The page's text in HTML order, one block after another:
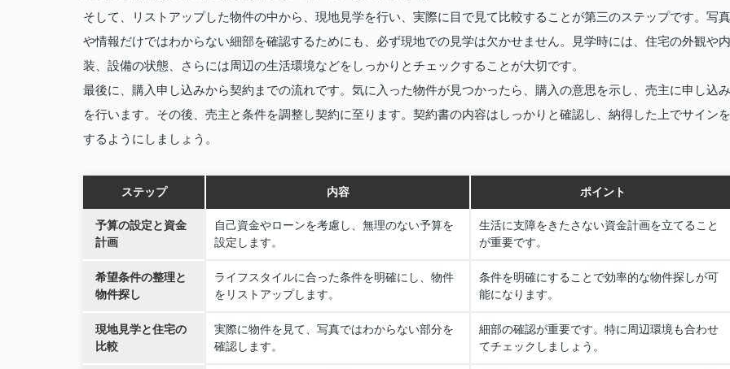
そして、リストアップした物件の中から、現地見学を行い、実際に目で見て比較することが第三のステップです。写真
や情報だけではわからない細部を確認するためにも、必ず現地での見学は欠かせません。見学時には、住宅の外観や内
装、設備の状態、さらには周辺の生活環境などをしっかりとチェックすることが大切です。
最後に、購入申し込みから契約までの流れです。気に入った物件が見つかったら、購入の意思を示し、売主に申し込み
を行います。その後、売主と条件を調整し契約に至ります。契約書の内容はしっかりと確認し、納得した上でサインを
するようにしましょう。
ステップ 内容 ポイント
予算の設定と資金
計画
自己資金やローンを考慮し、無理のない予算を
設定します。
生活に支障をきたさない資金計画を立てること
が重要です。
希望条件の整理と
物件探し
ライフスタイルに合った条件を明確にし、物件
をリストアップします。
条件を明確にすることで効率的な物件探しが可
能になります。
現地見学と住宅の
比較
実際に物件を見て、写真ではわからない部分を
確認します。
細部の確認が重要です。特に周辺環境も合わせ
てチェックしましょう。